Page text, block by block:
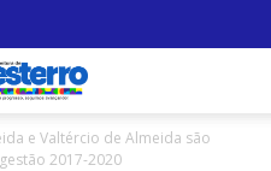
e Valtércio de Almeida são
2017-2020